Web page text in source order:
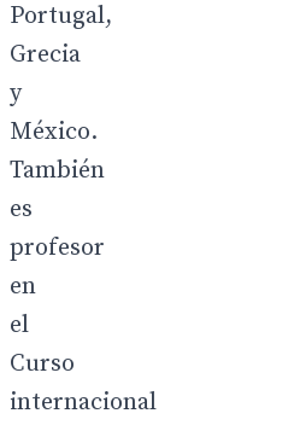
Portugal,
Grecia
y
México.
También
es
profesor
en
el
Curso
internacional